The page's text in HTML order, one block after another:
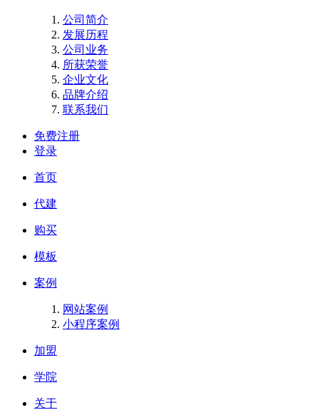
公司简介
发展历程
公司业务
所获荣誉
企业文化
品牌介绍
联系我们
免费注册
登录
首页
代建
购买
模板
案例
网站案例
小程序案例
加盟
学院
关于